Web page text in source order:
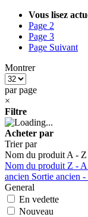
Vous lisez
Page 2
Page 3
Page Suivant
Montrer
par page
×
Filtre
Acheter par
Trier par
Nom du produit A - Z
Nom du produit Z - A
ancien Sortie ancien -
General
En vedette
Nouveau